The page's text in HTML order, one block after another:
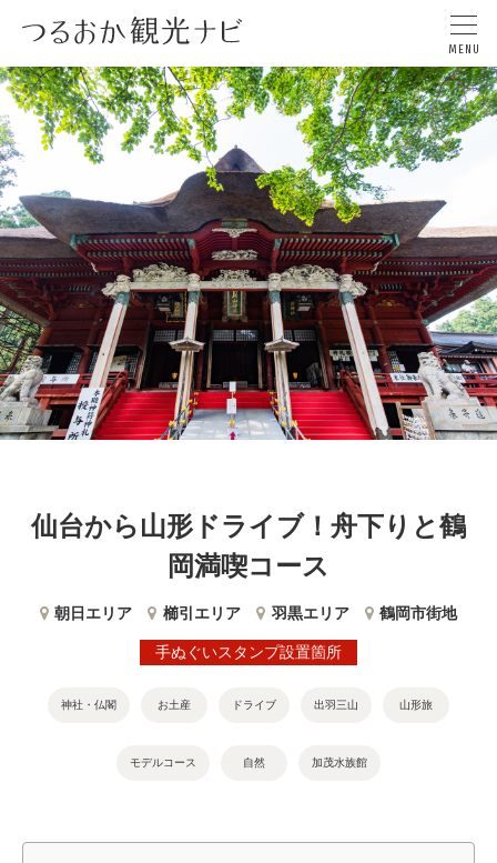
仙台から山形ドライブ！舟下りと鶴
岡満喫コース
朝日エリア 櫛引エリア 羽黒エリア 鶴岡市街地
手ぬぐいスタンプ設置箇所
神社・仏閣 お土産 ドライブ 出羽三山 山形旅
モデルコース 自然 加茂水族館